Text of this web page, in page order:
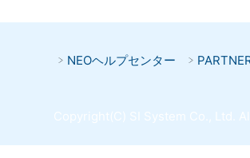
NEOヘルプセンター
Copyright(C) SI System Co., Ltd.